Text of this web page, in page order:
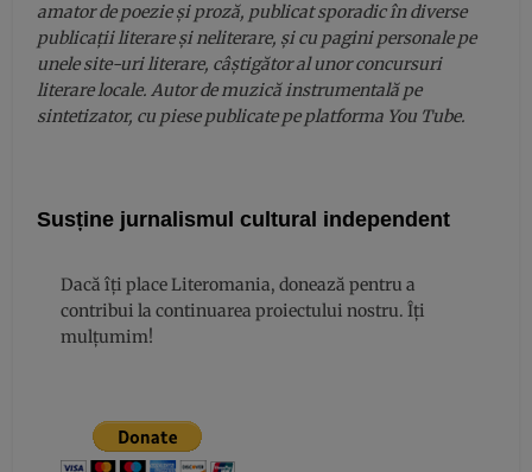
amator de poezie și proză, publicat sporadic în diverse
publicații literare și neliterare, și cu pagini personale pe
unele site-uri literare, câștigător al unor concursuri
literare locale. Autor de muzică instrumentală pe
sintetizator, cu piese publicate pe platforma You Tube.
Susține jurnalismul cultural independent
Dacă îți place Literomania, donează pentru a
contribui la continuarea proiectului nostru. Îți
mulțumim!